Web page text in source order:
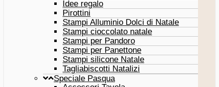
Idee regalo
Pirottini
Stampi Alluminio Dolci di Natale
Stampi cioccolato natale
Stampi per Pandoro
Stampi per Panettone
Stampi silicone Natale
Tagliabiscotti Natalizi
Speciale Pasqua